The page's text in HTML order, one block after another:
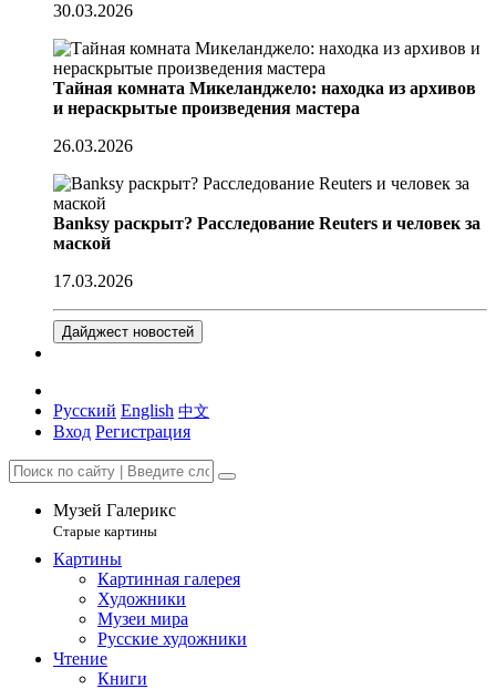
30.03.2026
Тайная комната Микеланджело: находка из архивов
и нераскрытые произведения мастера
26.03.2026
Banksy раскрыт? Расследование Reuters и человек за
маской
17.03.2026
Дайджест новостей
Русский English 中文
Вход Регистрация
Музей Галерикс
Старые картины
Картины
Картинная галерея
Художники
Музеи мира
Русские художники
Чтение
Книги